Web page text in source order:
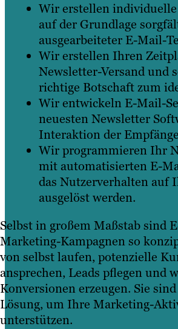
Wir erstellen
auf der Grundlage
ausgearbeiteter E-Mail-
Wir erstellen Ihren
Newsletter-Versand und
richtige Botschaft zum
Wir entwickeln E-Mail-
neuesten Newsletter
Interaktion der
Wir programmieren Ihr
mit automatisierten E-
das Nutzerverhalten auf
ausgelöst werden.
Selbst in großem Maßstab sind
Marketing-Kampagnen so
von selbst laufen, potenzielle
ansprechen, Leads pflegen und
Konversionen erzeugen. Sie
Lösung, um Ihre Marketing-
unterstützen.